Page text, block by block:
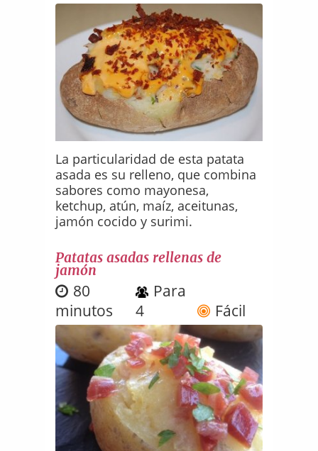
La particularidad de esta patata
asada es su relleno, que combina
sabores como mayonesa,
ketchup, atún, maíz, aceitunas,
jamón cocido y surimi.
Patatas asadas rellenas de
jamón
80
minutos
Para
4
Fácil